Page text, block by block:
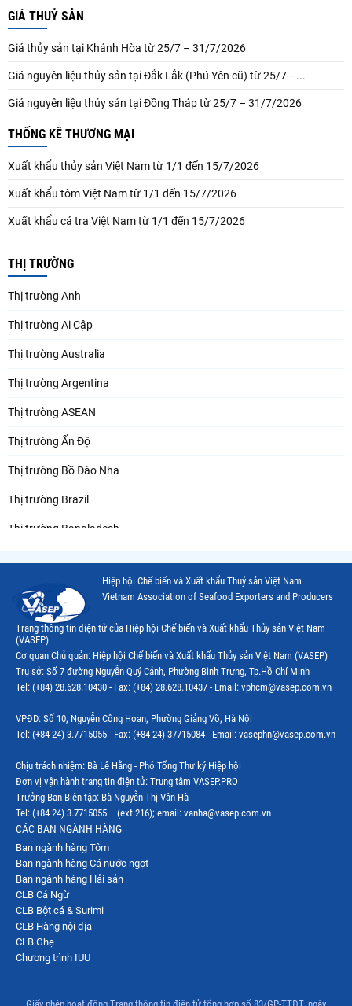
GIÁ THUỶ SẢN
Giá thủy sản tại Khánh Hòa từ 25/7 – 31/7/2026
Giá nguyên liệu thủy sản tại Đắk Lắk (Phú Yên cũ) từ 25/7 –...
Giá nguyên liệu thủy sản tại Đồng Tháp từ 25/7 – 31/7/2026
THỐNG KÊ THƯƠNG MẠI
Xuất khẩu thủy sản Việt Nam từ 1/1 đến 15/7/2026
Xuất khẩu tôm Việt Nam từ 1/1 đến 15/7/2026
Xuất khẩu cá tra Việt Nam từ 1/1 đến 15/7/2026
THỊ TRƯỜNG
Thị trường Anh
Thị trường Ai Cập
Thị trường Australia
Thị trường Argentina
Thị trường ASEAN
Thị trường Ấn Độ
Thị trường Bồ Đào Nha
Thị trường Brazil
Thị trường Bangladesh
Thị trường Canada
Thị trường Ecuador
Thị trường EU
Thị trường Indonesia
Thị trường Mỹ
Thị trường Nga
Thị trường Hàn Quốc
Thị trường Nhật Bản
Thị trường Thái Lan
Thị trường Trung Quốc
Thị trường Philippines
Thị trường Tây Ban Nha
Thị trường thủy sản khác
Hiệp hội Chế biến và Xuất khẩu Thuỷ sản Việt Nam
Vietnam Association of Seafood Exporters and Producers
Trang thông tin điện tử của Hiệp hội Chế biến và Xuất khẩu Thủy sản Việt Nam
(VASEP)
Cơ quan Chủ quản: Hiệp hội Chế biến và Xuất khẩu Thủy sản Việt Nam (VASEP)
Trụ sở: Số 7 đường Nguyễn Quý Cảnh, Phường Bình Trưng, Tp.Hồ Chí Minh
Tel: (+84) 28.628.10430 - Fax: (+84) 28.628.10437 - Email: vphcm@vasep.com.vn
VPĐD: Số 10, Nguyễn Công Hoan, Phường Giảng Võ, Hà Nội
Tel: (+84 24) 3.7715055 - Fax: (+84 24) 37715084 - Email: vasephn@vasep.com.vn
Chịu trách nhiệm: Bà Lê Hằng - Phó Tổng Thư ký Hiệp hội
Đơn vị vận hành trang tin điện tử: Trung tâm VASEP.PRO
Trưởng Ban Biên tập: Bà Nguyễn Thị Vân Hà
Tel: (+84 24) 3.7715055 – (ext.216); email: vanha@vasep.com.vn
CÁC BAN NGÀNH HÀNG
Ban ngành hàng Tôm
Ban ngành hàng Cá nước ngọt
Ban ngành hàng Hải sản
CLB Cá Ngừ
CLB Bột cá & Surimi
CLB Hàng nội địa
CLB Ghẹ
Chương trình IUU